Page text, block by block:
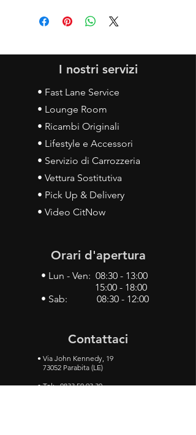
I nostri servizi
• Fast Lane Service
• Lounge Room
• Ricambi Originali
• Lifestyle e Accessori
• Servizio di Carrozzeria
• Vettura Sostitutiva
• Pick Up & Delivery
• Video CitNow
Orari d'apertura
• Lun - Ven: 08:30 - 13:00
15:00 - 18:00
• Sab: 08:30 - 12:00
Contattaci
• Via John Kennedy, 19
73052 Parabita (LE)
• Tel:0833 50 93 30